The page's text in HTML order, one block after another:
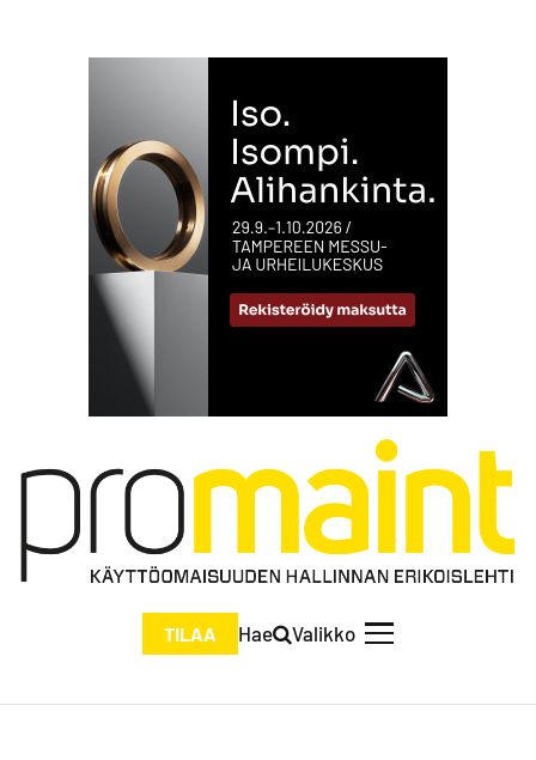
TILAA Hae Valikko